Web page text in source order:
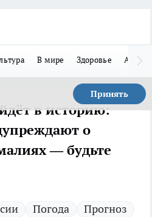
В мире Здоровье Авто
Принять
в историю:
о
— будьте
Погода Прогноз